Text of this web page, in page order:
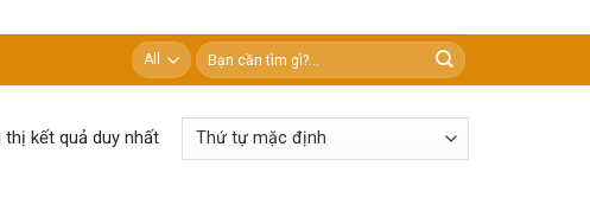
Tìm
kiếm:
thị kết quả duy nhất